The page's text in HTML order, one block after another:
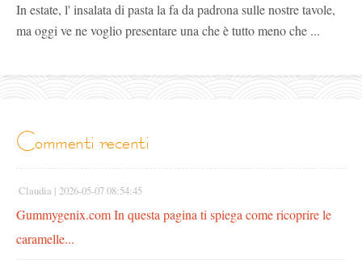
In estate, l' insalata di pasta la fa da padrona sulle nostre tavole,
ma oggi ve ne voglio presentare una che è tutto meno che ...
commenti recenti
Claudia | 2026-05-07 08:54:45
Gummygenix.com In questa pagina ti spiega come ricoprire le
caramelle...